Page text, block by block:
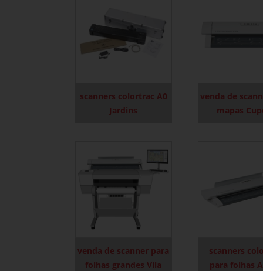
scanners colortrac A0
Jardins
venda de
mapas
venda de scanner para
folhas grandes Vila
scanners
para folhas